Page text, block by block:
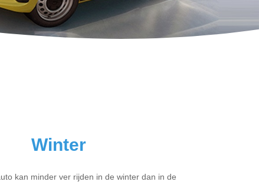
Winter
kan minder ver rijden in de winter dan in de